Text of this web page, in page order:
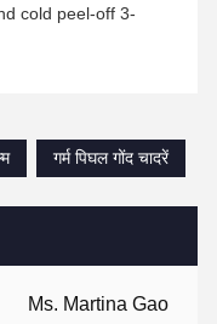
Ms. Martina Gao
cold peel-off 3-
गर्म पिघल गोंद चादरें